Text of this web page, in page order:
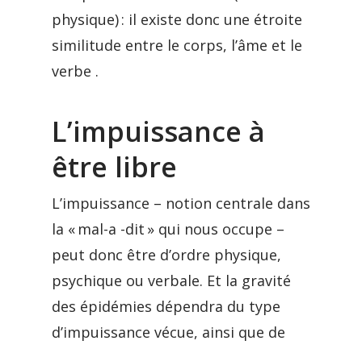
physique) : il existe donc une étroite
similitude entre le corps, l’âme et le
verbe .
L’impuissance à
être libre
L’impuissance – notion centrale dans
la « mal-a -dit » qui nous occupe –
peut donc être d’ordre physique,
psychique ou verbale. Et la gravité
des épidémies dépendra du type
d’impuissance vécue, ainsi que de